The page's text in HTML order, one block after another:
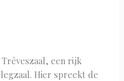
een rijk
Hier spreekt de